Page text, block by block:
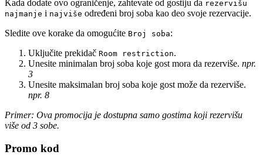
Kada dodate ovo ograničenje, zahtevate od gostiju da rezervišu
najmanje i najviše određeni broj soba kao deo svoje rezervacije.
Sledite ove korake da omogućite Broj soba:
Uključite prekidač Room restriction.
Unesite minimalan broj soba koje gost mora da rezerviše. npr.
3
Unesite maksimalan broj soba koje gost može da rezerviše.
npr. 8
Primer: Ova promocija je dostupna samo gostima koji rezervišu
više od 3 sobe.
Promo kod